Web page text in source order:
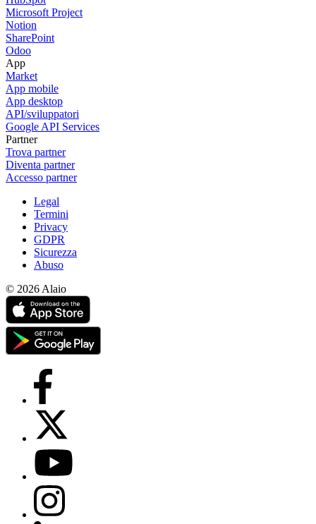
Microsoft Project
Notion
SharePoint
Odoo
App
Market
App mobile
App desktop
API/sviluppatori
Google API Services
Partner
Trova partner
Diventa partner
Accesso partner
Legal
Termini
Privacy
GDPR
Sicurezza
Abuso
© 2026 Alaio